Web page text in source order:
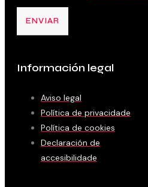
ENVIAR
Información legal
Aviso legal
Política de privacidade
Política de cookies
Declaración de
accesibilidade